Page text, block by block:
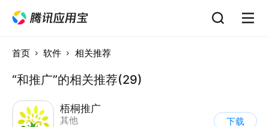
首页 软件 相关推荐
“和推广”的相关推荐(29)
梧桐推广
其他
下载